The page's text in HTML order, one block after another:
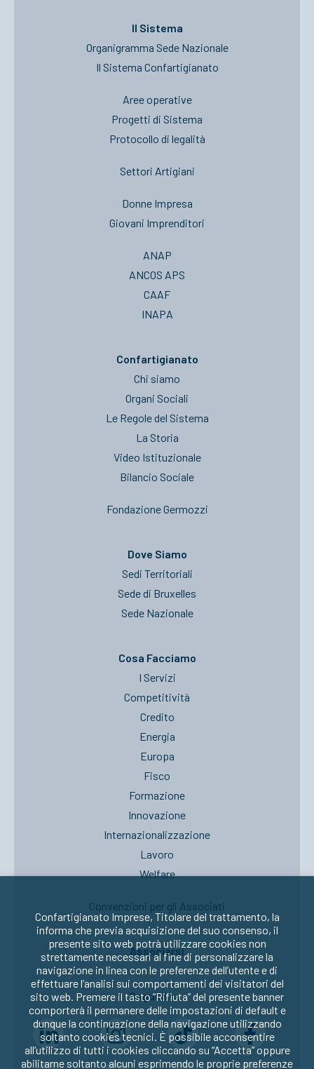
Il Sistema
Organigramma Sede Nazionale
Il Sistema Confartigianato
Aree operative
Progetti di Sistema
Protocollo di legalità
Settori Artigiani
Donne Impresa
Giovani Imprenditori
ANAP
ANCOS APS
CAAF
INAPA
Confartigianato
Chi siamo
Organi Sociali
Le Regole del Sistema
La Storia
Video Istituzionale
Bilancio Sociale
Fondazione Germozzi
Dove Siamo
Sedi Territoriali
Sede di Bruxelles
Sede Nazionale
Cosa Facciamo
I Servizi
Competitività
Credito
Energia
Europa
Fisco
Formazione
Innovazione
Internazionalizzazione
Lavoro
Welfare
Convenzioni per gli Associati
Associarsi
Seguici su:
Confartigianato Imprese, Titolare del trattamento, la
informa che previa acquisizione del suo consenso, il
presente sito web potrà utilizzare cookies non
strettamente necessari al fine di personalizzare la
navigazione in linea con le preferenze dell’utente e di
effettuare l’analisi sui comportamenti dei visitatori del
sito web. Premere il tasto “Rifiuta” del presente banner
comporterà il permanere delle impostazioni di default e
dunque la continuazione della navigazione utilizzando
soltanto cookies tecnici. È possibile acconsentire
all’utilizzo di tutti i cookies cliccando su “Accetta” oppure
abilitarne soltanto alcuni esprimendo le proprie preferenze